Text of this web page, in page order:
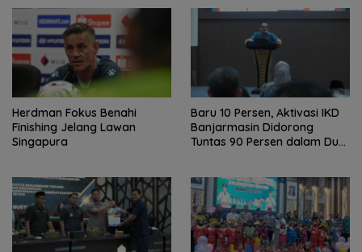
Herdman Fokus Benahi
Finishing Jelang Lawan
Singapura
Baru 10 Persen, Aktivasi IKD
Banjarmasin Didorong
Tuntas 90 Persen dalam Dua